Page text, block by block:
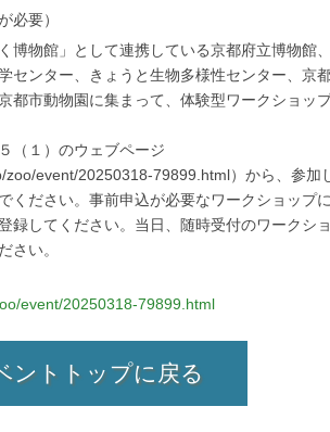
必要）
博物館」として連携している京都府立博物館
センター、きょうと生物多様性センター、京
都市動物園に集まって、体験型ワークショッ
（１）のウェブページ
zoo/event/20250318-79899.html）から、参加
ください。事前申込が必要なワークショップ
録してください。当日、随時受付のワークシ
さい。
event/20250318-79899.html
ントトップに戻る